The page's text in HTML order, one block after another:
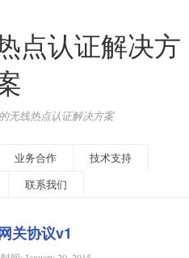
点认证解决方
无线热点认证解决方案
业务合作
技术支持
联系我们
关协议v1